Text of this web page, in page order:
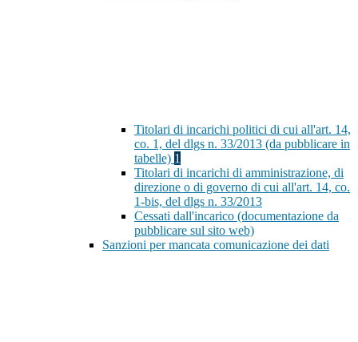
Titolari di incarichi politici di cui all'art. 14,
co. 1, del dlgs n. 33/2013 (da pubblicare in
tabelle) 1
Titolari di incarichi di amministrazione, di
direzione o di governo di cui all'art. 14, co.
1-bis, del dlgs n. 33/2013
Cessati dall'incarico (documentazione da
pubblicare sul sito web)
Sanzioni per mancata comunicazione dei dati